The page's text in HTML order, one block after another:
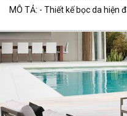
MÔ TẢ: - Thiết kế bọc da hiện